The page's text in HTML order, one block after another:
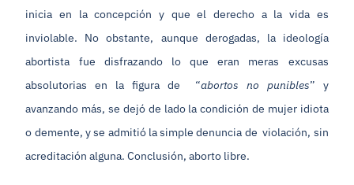
inicia en la concepción y que el derecho a la vida es
inviolable. No obstante, aunque derogadas, la ideología
abortista fue disfrazando lo que eran meras excusas
absolutorias en la figura de “abortos no punibles” y
avanzando más, se dejó de lado la condición de mujer idiota
o demente, y se admitió la simple denuncia de violación, sin
acreditación alguna. Conclusión, aborto libre.